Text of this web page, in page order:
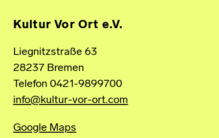
Kultur Vor Ort e.V.
Liegnitzstraße 63
28237 Bremen
Telefon 0421-9899700
info@kultur-vor-ort.com
Google Maps